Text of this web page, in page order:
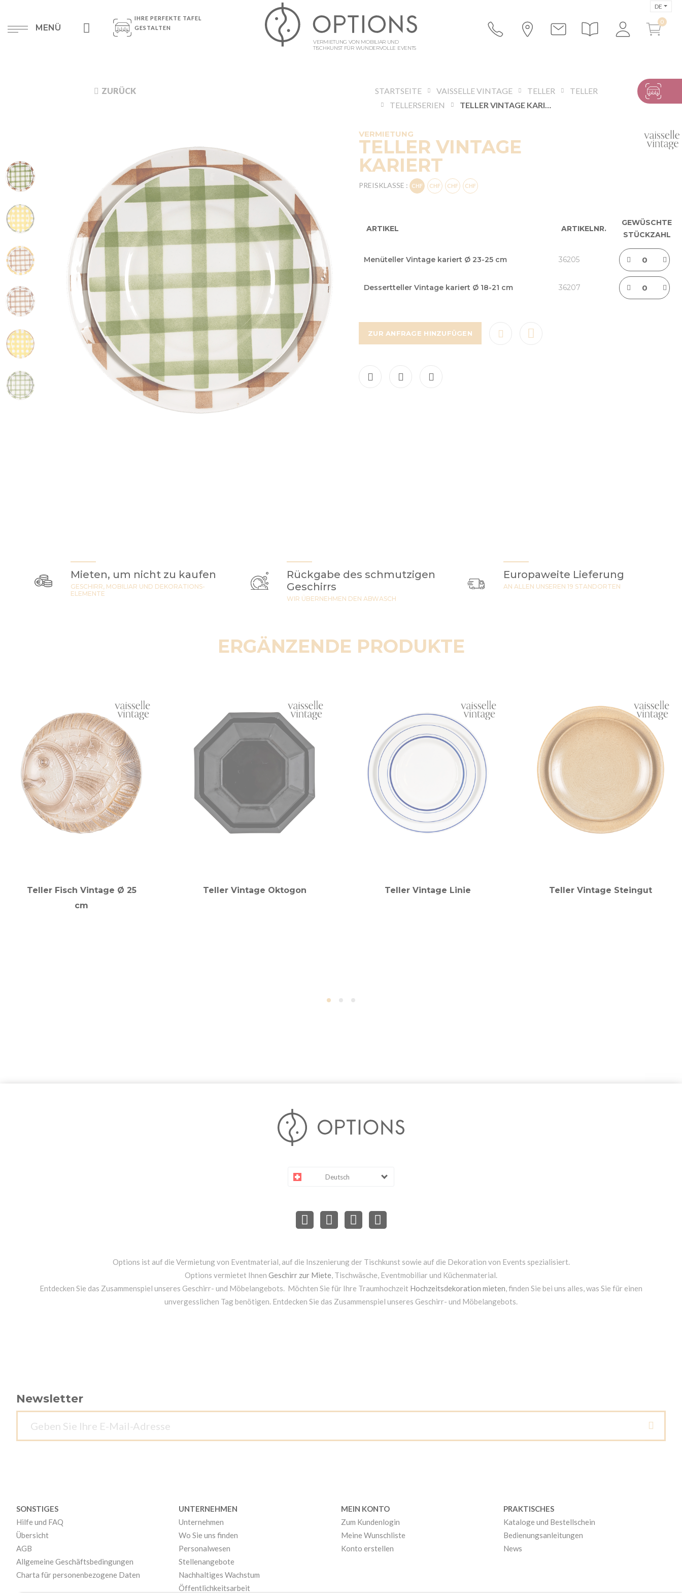
MENÜ
IHRE PERFEKTE TAFEL
GESTALTEN
VERMIETUNG VON MOBILIAR UND
TISCHKUNST FÜR WUNDERVOLLE EVENTS
DE
ZURÜCK STARTSEITE VAISSELLE VINTAGE TELLER
TELLER
TELLERSERIEN
TELLER VINTAGE KARIERT
VERMIETUNG
TELLER VINTAGE
KARIERT
PREISKLASSE :
product
ARTIKEL ARTIKELNR.
GEWÜSCHTE
STÜCKZAHL
Menüteller Vintage kariert Ø 23-25 cm 36205
Dessertteller Vintage kariert Ø 18-21 cm 36207
ZUR ANFRAGE HINZUFÜGEN
Mieten, um nicht zu kaufen
GESCHIRR, MOBILIAR UND DEKORATIONS-
ELEMENTE
Rückgabe des schmutzigen
Geschirrs
WIR ÜBERNEHMEN DEN ABWASCH
Europaweite Lieferung
AN ALLEN UNSEREN 19 STANDORTEN
ERGÄNZENDE PRODUKTE
Teller Fisch Vintage Ø 25
cm
Teller Vintage Oktogon Teller Vintage Linie Teller Vintage Steingut
Deutsch
Options ist auf die Vermietung von Eventmaterial, auf die Inszenierung der Tischkunst sowie auf die Dekoration von Events spezialisiert.
Options vermietet Ihnen Geschirr zur Miete, Tischwäsche, Eventmobiliar und Küchenmaterial.
Entdecken Sie das Zusammenspiel unseres Geschirr- und Möbelangebots. Möchten Sie für Ihre Traumhochzeit Hochzeitsdekoration mieten, finden Sie bei uns alles, was Sie für einen
unvergesslichen Tag benötigen. Entdecken Sie das Zusammenspiel unseres Geschirr- und Möbelangebots.
Newsletter
SONSTIGES
Hilfe und FAQ
Übersicht
AGB
Allgemeine Geschäftsbedingungen
Charta für personenbezogene Daten
UNTERNEHMEN
Unternehmen
Wo Sie uns finden
Personalwesen
Stellenangebote
Nachhaltiges Wachstum
Öffentlichkeitsarbeit
MEIN KONTO
Zum Kundenlogin
Meine Wunschliste
Konto erstellen
PRAKTISCHES
Kataloge und Bestellschein
Bedienungsanleitungen
News